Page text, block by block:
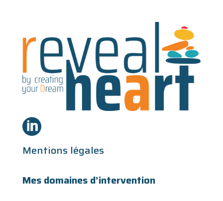

Mentions légales
Mes domaines d’intervention